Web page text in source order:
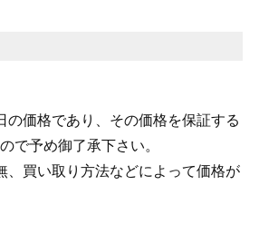
の価格であり、その価格を保証する
で予め御了承下さい。
、買い取り方法などによって価格が